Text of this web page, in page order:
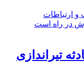
و ارتباطات
تیراندازی